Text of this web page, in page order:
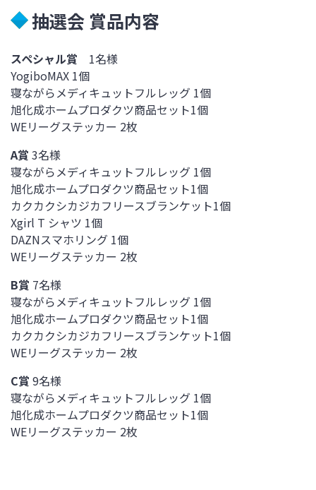
抽選会 賞品内容
スペシャル賞 1名様
YogiboMAX 1個
寝ながらメディキュットフルレッグ 1個
旭化成ホームプロダクツ商品セット1個
WEリーグステッカー 2枚
A賞 3名様
寝ながらメディキュットフルレッグ 1個
旭化成ホームプロダクツ商品セット1個
カクカクシカジカフリースブランケット1個
Xgirl T シャツ 1個
DAZNスマホリング 1個
WEリーグステッカー 2枚
B賞 7名様
寝ながらメディキュットフルレッグ 1個
旭化成ホームプロダクツ商品セット1個
カクカクシカジカフリースブランケット1個
WEリーグステッカー 2枚
C賞 9名様
寝ながらメディキュットフルレッグ 1個
旭化成ホームプロダクツ商品セット1個
WEリーグステッカー 2枚